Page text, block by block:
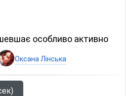
особливо активно
Оксана Лінська